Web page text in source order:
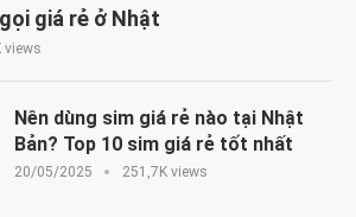
giá rẻ ở Nhật
views
Nên dùng sim giá rẻ nào tại Nhật
Bản? Top 10 sim giá rẻ tốt nhất
20/05/2025 251,7K views